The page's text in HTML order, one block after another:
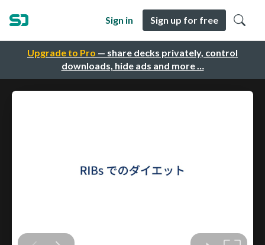
Upgrade to Pro — share decks privately, control
downloads, hide ads and more …
Sign in Sign up for free